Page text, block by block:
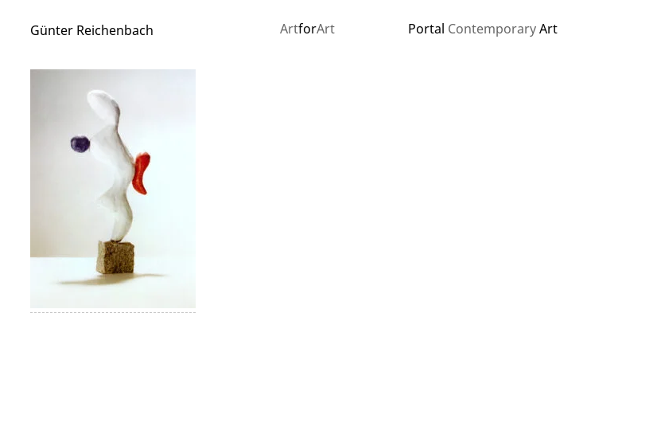
Günter Reichenbach ArtforArt Portal ContemporaryArt